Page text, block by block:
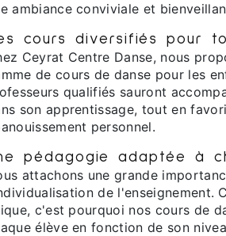
ambiance conviviale et
cours diversifiés pour
Ceyrat Centre Danse, nous
de cours de danse pour les
qualifiés sauront
son apprentissage, tout en
personnel.
pédagogie adaptée à
attachons une grande
de l'enseignement.
c'est pourquoi nos cours de
élève en fonction de son